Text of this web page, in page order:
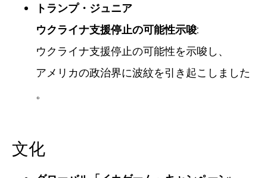
トランプ・ジュニア
ウクライナ支援停止の可能性示唆:
ウクライナ支援停止の可能性を示唆し、
アメリカの政治界に波紋を引き起こしました
。
文化